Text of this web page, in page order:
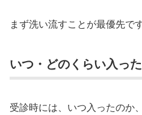
まず洗い流すことが最優先です
いつ・どのくらい入っ
受診時には、いつ入ったのか